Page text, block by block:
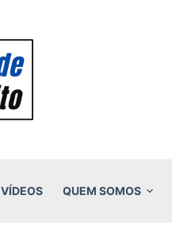
VÍDEOS QUEM SOMOS